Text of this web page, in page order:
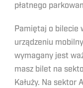
płatnego
Pamiętaj o bilecie
urządzeniu
wymagany jest
masz bilet na
Kałuży. Na sektor